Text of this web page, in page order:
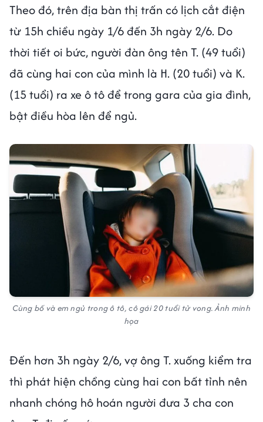
Theo đó, trên địa bàn thị trấn có lịch cắt điện
từ 15h chiều ngày 1/6 đến 3h ngày 2/6. Do
thời tiết oi bức, người đàn ông tên T. (49 tuổi)
đã cùng hai con của mình là H. (20 tuổi) và K.
(15 tuổi) ra xe ô tô để trong gara của gia đình,
bật điều hòa lên để ngủ.
Cùng bố và em ngủ trong ô tô, cô gái 20 tuổi tử vong. Ảnh minh
họa
Đến hơn 3h ngày 2/6, vợ ông T. xuống kiểm tra
thì phát hiện chồng cùng hai con bất tỉnh nên
nhanh chóng hô hoán người đưa 3 cha con